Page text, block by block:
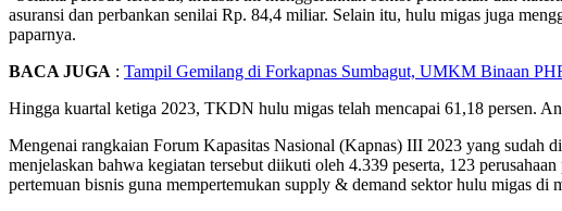
asuransi dan perbankan senilai Rp. 84,4 miliar. Selain itu, hulu migas juga
paparnya.
BACA JUGA : Tampil Gemilang di Forkapnas Sumbagut, UMKM Binaan
Hingga kuartal ketiga 2023, TKDN hulu migas telah mencapai 61,18 persen.
Mengenai rangkaian Forum Kapasitas Nasional (Kapnas) III 2023 yang
menjelaskan bahwa kegiatan tersebut diikuti oleh 4.339 peserta, 123
pertemuan bisnis guna mempertemukan supply & demand sektor hulu migas di